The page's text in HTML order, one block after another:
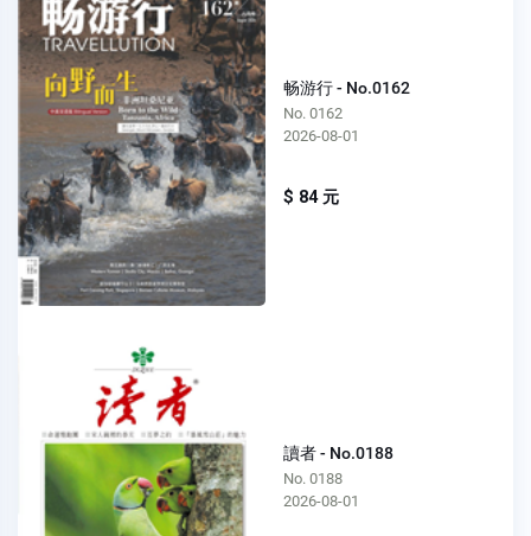
畅游行 - No.0162
No. 0162
2026-08-01
$ 84 元
讀者 - No.0188
No. 0188
2026-08-01